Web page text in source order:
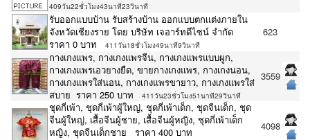
409วัน22ชั่วโมง43นาที23วินาที
รับออกเเบบบ้าน รับสร้างบ้าน ออกเเบบตกเเต่งภายใน
จังหวัดเชียงราย โดย บริษัท เจอาร์ทดีไซน์ จำกัด
ราคา 0 บาท
411วัน18ชั่วโมง49นาที9วินาที
623
กางเกงแพร, กางเกงแพรจีน, กางเกงแพรแบบผูก,
กางเกงแพรเอวยางยืด, ขายกางเกงแพร, กางเกงนอน,
กางเกงแพรใส่นอน, กางเกงแพรขายาว, กางเกงแพรใส่
สบาย ราคา 250 บาท
411วัน23ชั่วโมง51นาที29วินาที
3559
ชุดกี่เพ้า, ชุดกี่เพ้าผู้ใหญ่, ชุดกี่เพ้าเด็ก, ชุดจีนเด็ก, ชุด
จีนผู้ใหญ่, เสื้อจีนผู้ชาย, เสื้อจีนผู้หญิง, ชุดกี่เพ้าเด็ก
หญิง, ชุดจีนเด็กชาย ราคา 400 บาท
4098